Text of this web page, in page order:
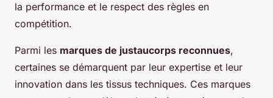
la performance et le respect des règles en
compétition.
Parmi les marques de justaucorps reconnues,
certaines se démarquent par leur expertise et leur
innovation dans les tissus techniques. Ces marques